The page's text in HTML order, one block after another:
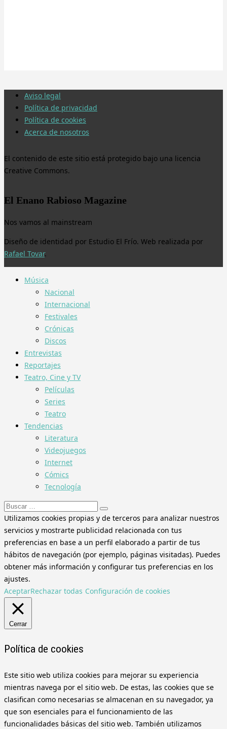
Aviso legal
Política de privacidad
Política de cookies
Acerca de nosotros
El contenido de este sitio está protegido bajo una licencia
Creative Commons.
El Enano Rabioso Magazine
Nos vamos al mainstream
Diseño de identidad por Estudio El Frío. Web realizada por
Rafael Tovar.
Música
Nacional
Internacional
Festivales
Crónicas
Discos
Entrevistas
Reportajes
Teatro, Cine y TV
Películas
Series
Teatro
Tendencias
Literatura
Videojuegos
Internet
Cómics
Tecnología
Buscar:
Utilizamos cookies propias y de terceros para analizar nuestros
servicios y mostrarte publicidad relacionada con tus
preferencias en base a un perfil elaborado a partir de tus
hábitos de navegación (por ejemplo, páginas visitadas). Puedes
obtener más información y configurar tus preferencias en los
ajustes.
AceptarRechazar todas Configuración de cookies
Cerrar
Política de cookies
Este sitio web utiliza cookies para mejorar su experiencia
mientras navega por el sitio web. De estas, las cookies que se
clasifican como necesarias se almacenan en su navegador, ya
que son esenciales para el funcionamiento de las
funcionalidades básicas del sitio web. También utilizamos